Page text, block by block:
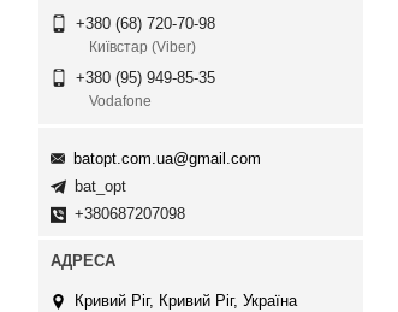
+380 (68) 720-70-98
Київстар (Viber)
+380 (95) 949-85-35
Vodafone
batopt.com.ua@gmail.com
bat_opt
+380687207098
Кривий Ріг, Кривий Ріг, Україна